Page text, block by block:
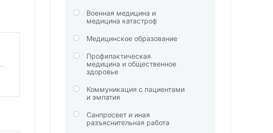
Военная медицина и
медицина катастроф
Медицинское образование
Профилактическая
медицина и общественное
здоровье
Коммуникация с пациентами
и эмпатия
Санпросвет и иная
разъяснительная работа